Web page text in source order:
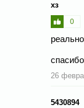
хз
0
26
5430894